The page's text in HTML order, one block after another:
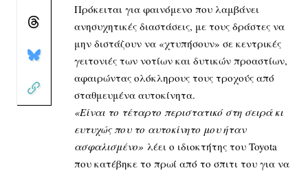
Πρόκειται για φαινόμενο που λαμβάνει
ανησυχητικές διαστάσεις, με τους δράστες να
μην διστάζουν να «χτυπήσουν» σε κεντρικές
γειτονιές των νοτίων και δυτικών προαστίων,
αφαιρώντας ολόκληρους τους τροχούς από
σταθμευμένα αυτοκίνητα.
«Είναι το τέταρτο περιστατικό στη σειρά κι
ευτυχώς που το αυτοκίνητο μου ήταν
ασφαλισμένο» λέει ο ιδιοκτήτης του Toyota
που κατέβηκε το πρωί από το σπιτι του για να